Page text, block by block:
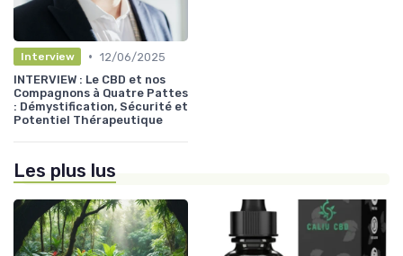
Interview • 12/06/2025
INTERVIEW : Le CBD et nos
Compagnons à Quatre Pattes
: Démystification, Sécurité et
Potentiel Thérapeutique
Les plus lus